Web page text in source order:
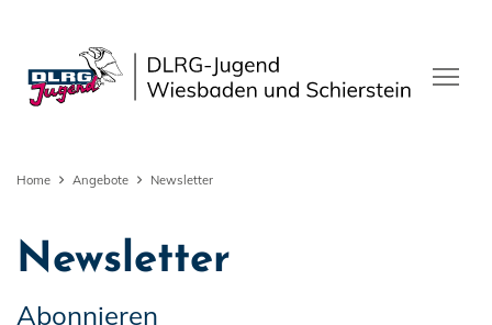
Home Angebote Newsletter
Newsletter
Abonnieren